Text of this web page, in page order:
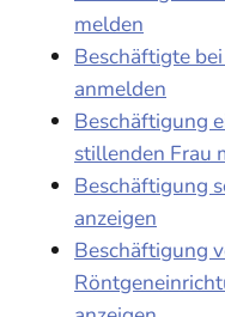
melden
Beschäftigte
anmelden
Beschäftigung
stillenden Frau
Beschäftigung
anzeigen
Beschäftigung